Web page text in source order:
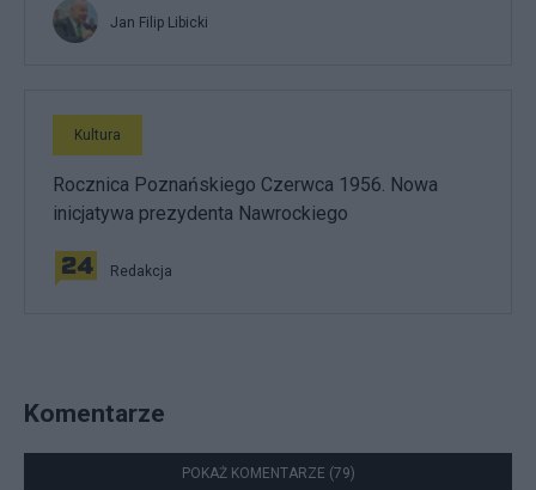
Jan Filip Libicki
Kultura
Rocznica Poznańskiego Czerwca 1956. Nowa
inicjatywa prezydenta Nawrockiego
Redakcja
Komentarze
POKAŻ KOMENTARZE (79)